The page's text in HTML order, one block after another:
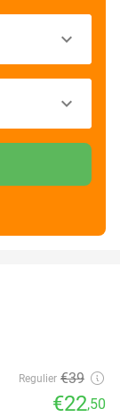
Regulier €39
€22,50